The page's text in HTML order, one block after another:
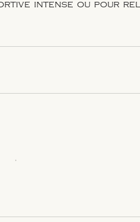
intense ou pour